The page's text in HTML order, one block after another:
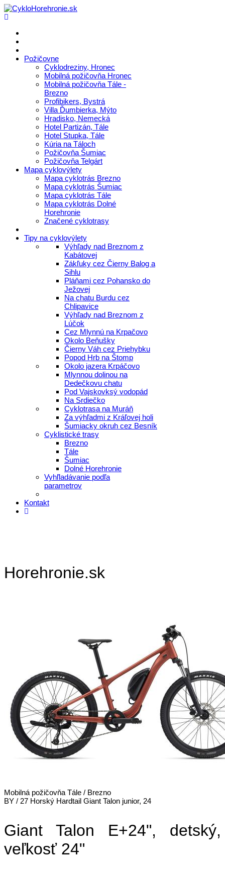
Požičovne
Cyklodreziny, Hronec
Mobilná požičovňa Hronec
Mobilná požičovňa Tále -
Brezno
Profibikers, Bystrá
Villa Ďumbierka, Mýto
Hradisko, Nemecká
Hotel Partizán, Tále
Hotel Stupka, Tále
Kúria na Táloch
Požičovňa Šumiac
Požičovňa Telgárt
Mapa cyklovýlety
Mapa cyklotrás Brezno
Mapa cyklotrás Šumiac
Mapa cyklotrás Tále
Mapa cyklotrás Dolné
Horehronie
Značené cyklotrasy
Tipy na cyklovýlety
Výhľady nad Breznom z
Kabátovej
Zákľuky cez Čierny Balog a
Sihlu
Pláňami cez Pohansko do
Ježovej
Na chatu Burdu cez
Chlipavice
Výhľady nad Breznom z
Lúčok
Cez Mlynnú na Krpačovo
Okolo Beňušky
Čierny Váh cez Priehybku
Popod Hrb na Štomp
Okolo jazera Krpáčovo
Mlynnou dolinou na
Dedečkovu chatu
Pod Vajskovksý vodopád
Na Srdiečko
Cyklotrasa na Muráň
Za výhľadmi z Kráľovej holi
Šumiacky okruh cez Besník
Cyklistické trasy
Brezno
Tále
Šumiac
Dolné Horehronie
Vyhľladávanie podľa
parametrov
Kontakt
Horehronie.sk
Mobilná požičovňa Tále / Brezno
BY / 27 Horský Hardtail Giant Talon junior, 24
Giant Talon E+24", detský,
veľkosť 24"